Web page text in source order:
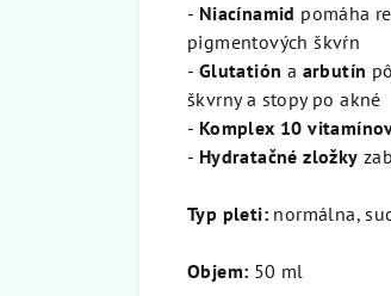
- Niacínamid pomáha
pigmentových škvŕn
- Glutatión a arbutín
škvrny a stopy po akné
- Komplex 10
- Hydratačné zložky
Typ pleti: normálna,
Objem: 50 ml